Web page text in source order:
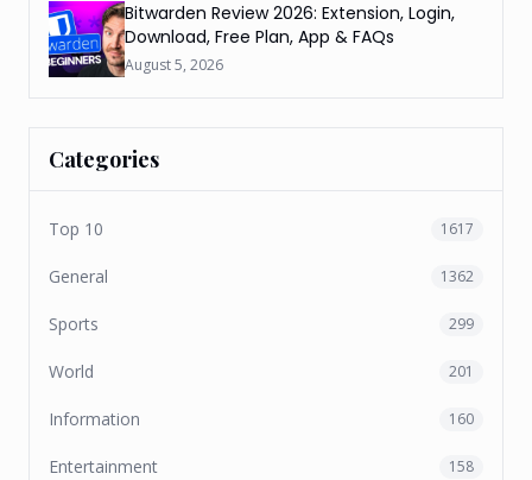
Bitwarden Review 2026: Extension, Login,
Download, Free Plan, App & FAQs
August 5, 2026
Categories
Top 10 1617
General 1362
Sports 299
World 201
Information 160
Entertainment 158